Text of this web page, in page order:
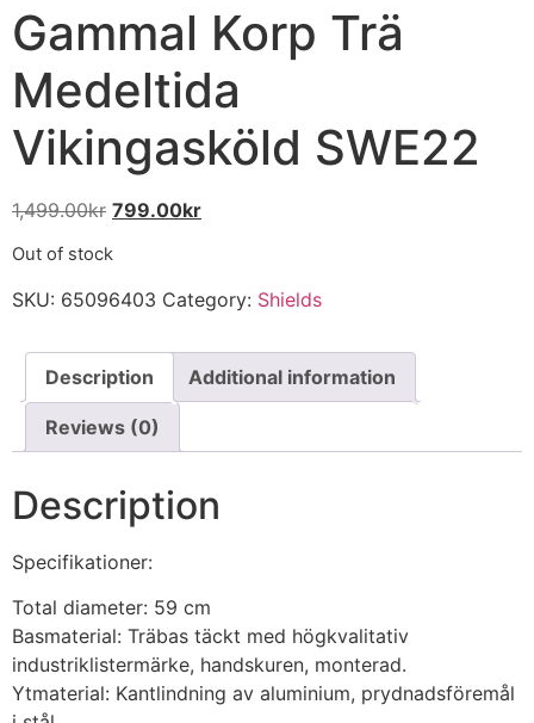
Gammal Korp Trä
Medeltida
Vikingasköld SWE22
1,499.00kr 799.00kr
Out of stock
SKU: 65096403 Category: Shields
Description Additional information
Reviews (0)
Description
Specifikationer:
Total diameter: 59 cm
Basmaterial: Träbas täckt med högkvalitativ
industriklistermärke, handskuren, monterad.
Ytmaterial: Kantlindning av aluminium, prydnadsföremål